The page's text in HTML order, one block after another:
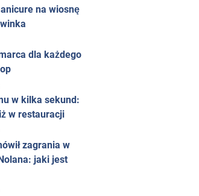
na wiosnę
dla każdego
w kilka sekund:
w restauracji
zagrania w
jaki jest